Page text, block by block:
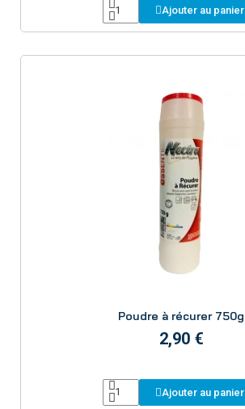
Ajouter au panier
Poudre à récurer 750g
2,90 €
Ajouter au panier